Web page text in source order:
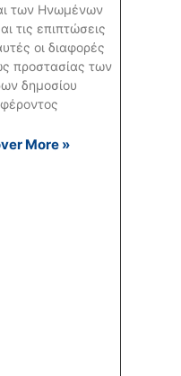
των Ηνωμένων
τις επιπτώσεις
οι διαφορές
προστασίας των
δημοσίου
More »